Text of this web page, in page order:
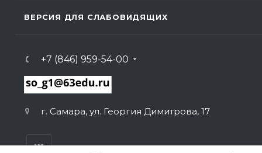
ВЕРСИЯ ДЛЯ СЛАБОВИДЯЩИХ
+7 (846) 959-54-00
г. Самара, ул. Георгия Димитрова, 17